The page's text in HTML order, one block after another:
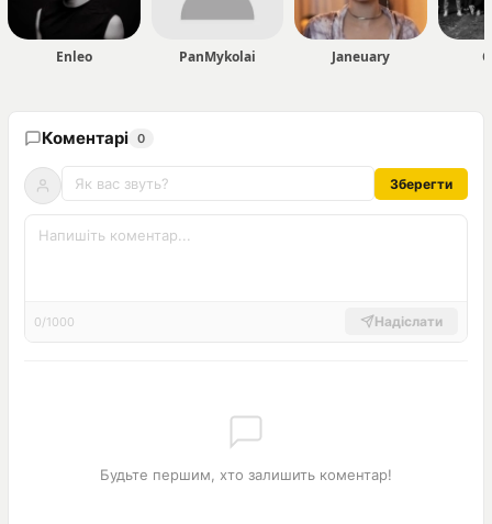
Enleo PanMykolai Janeuary
Коментарі 0
Зберегти
0/1000 Надіслати
Будьте першим, хто залишить коментар!